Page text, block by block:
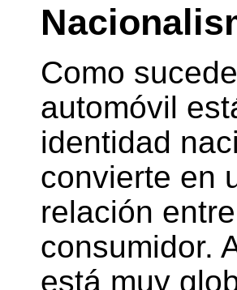
Como
automóvil
identidad
convierte en
relación
consumidor.
está muy